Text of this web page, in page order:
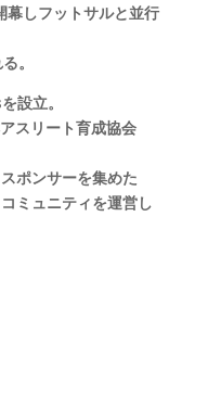
幕しフットサルと並行
。
設立。
スリート育成協会
ポンサーを集めた
ミュニティを運営し